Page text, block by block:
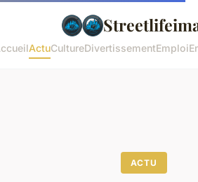
ActuCultureDivertissementEmploi
ACTU